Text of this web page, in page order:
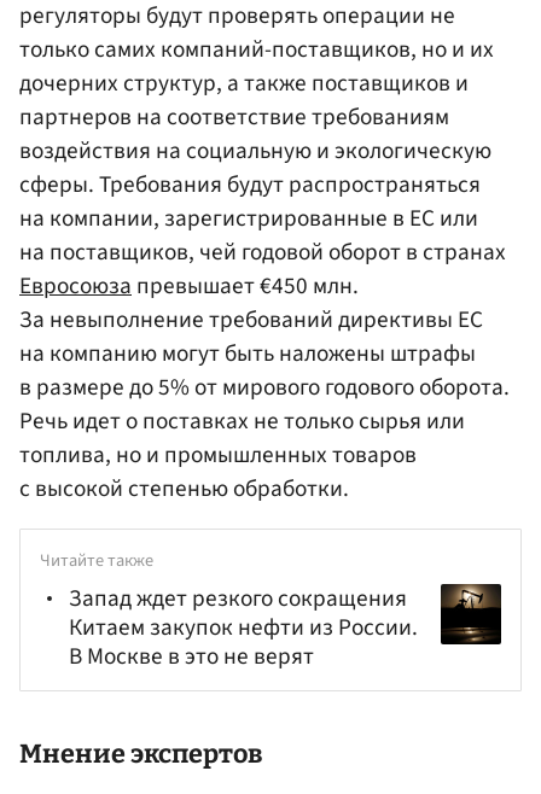
регуляторы будут проверять операции не
только самих компаний-поставщиков, но и их
дочерних структур, а также поставщиков и
партнеров на соответствие требованиям
воздействия на социальную и экологическую
сферы. Требования будут распространяться
на компании, зарегистрированные в ЕС или
на поставщиков, чей годовой оборот в странах
Евросоюзапревышает €450 млн.
За невыполнение требований директивы ЕС
на компанию могут быть наложены штрафы
в размере до 5% от мирового годового оборота.
Речь идет о поставках не только сырья или
топлива, но и промышленных товаров
с высокой степенью обработки.
Читайте также
Запад ждет резкого сокращения
Китаем закупок нефти из России.
В Москве в это не верят
Мнение экспертов